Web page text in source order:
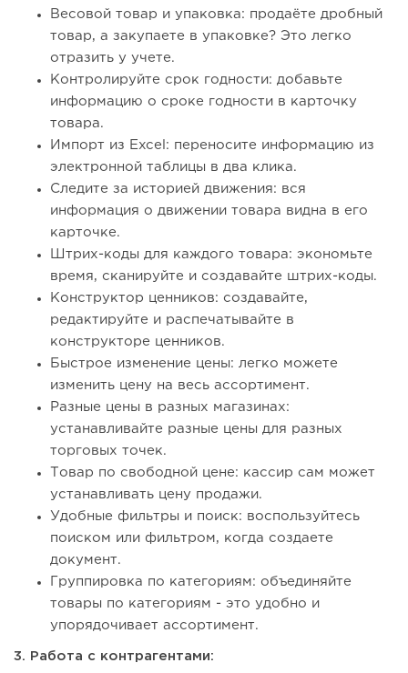
Весовой товар и упаковка: продаёте дробный
товар, а закупаете в упаковке? Это легко
отразить у учете.
Контролируйте срок годности: добавьте
информацию о сроке годности в карточку
товара.
Импорт из Excel: переносите информацию из
электронной таблицы в два клика.
Следите за историей движения: вся
информация о движении товара видна в его
карточке.
Штрих-коды для каждого товара: экономьте
время, сканируйте и создавайте штрих-коды.
Конструктор ценников: создавайте,
редактируйте и распечатывайте в
конструкторе ценников.
Быстрое изменение цены: легко можете
изменить цену на весь ассортимент.
Разные цены в разных магазинах:
устанавливайте разные цены для разных
торговых точек.
Товар по свободной цене: кассир сам может
устанавливать цену продажи.
Удобные фильтры и поиск: воспользуйтесь
поиском или фильтром, когда создаете
документ.
Группировка по категориям: объединяйте
товары по категориям - это удобно и
упорядочивает ассортимент.
3. Работа с контрагентами: